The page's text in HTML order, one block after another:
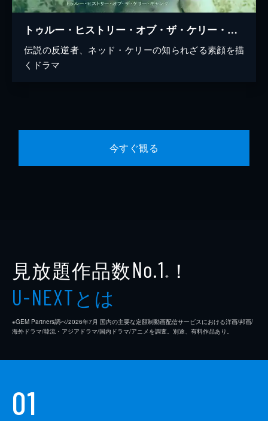
トゥルー・ヒストリー・オブ・ザ・ケリー・ギャング
伝説の反逆者、ネッド・ケリーの知られざる素顔を描
くドラマ
今すぐ観る
見放題作品数No.1 ※ ！
U-NEXTとは
※GEM Partners調べ/2026年7⽉ 国内の主要な定額制動画配信サービスにおける洋画/邦画/
海外ドラマ/韓流・アジアドラマ/国内ドラマ/アニメを調査。別途、有料作品あり。
01